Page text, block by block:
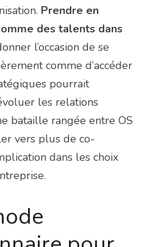
Prendre en
des talents dans
l’occasion de se
comme d’accéder
pourrait
les relations
bataille rangée entre OS
vers plus de co-
dans les choix